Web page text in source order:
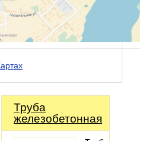
Труба
железобетонная